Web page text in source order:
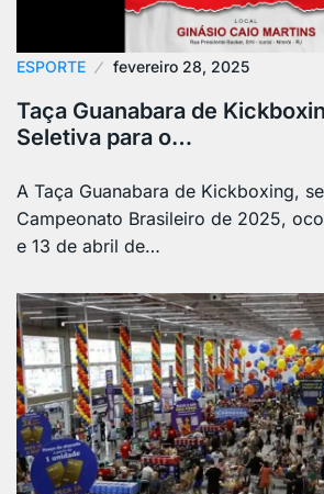
ESPORTE fevereiro 28, 2025
Taça Guanabara de
Seletiva para o…
A Taça Guanabara de Kickboxing,
Campeonato Brasileiro de 2025,
e 13 de abril de…